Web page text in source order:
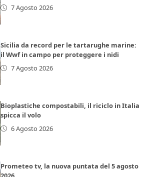
7 Agosto 2026
Sicilia da record per le tartarughe marine:
il Wwf in campo per proteggere i nidi
7 Agosto 2026
Bioplastiche compostabili, il riciclo in Italia
spicca il volo
6 Agosto 2026
Prometeo tv, la nuova puntata del 5 agosto